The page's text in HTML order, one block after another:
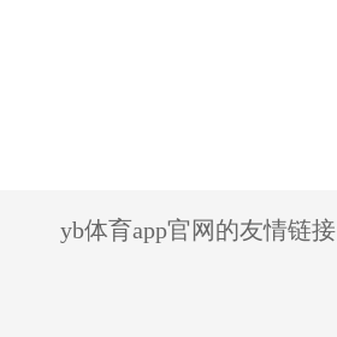
yb体育app官网的友情链接